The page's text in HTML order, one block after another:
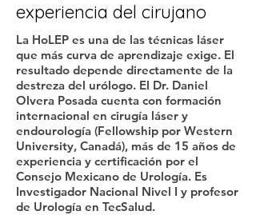
experiencia del cirujano
La HoLEP es una de las técnicas láser
que más curva de aprendizaje exige. El
resultado depende directamente de la
destreza del urólogo. El Dr. Daniel
Olvera Posada cuenta con formación
internacional en cirugía láser y
endourología (Fellowship por Western
University, Canadá), más de 15 años de
experiencia y certificación por el
Consejo Mexicano de Urología. Es
Investigador Nacional Nivel I y profesor
de Urología en TecSalud.